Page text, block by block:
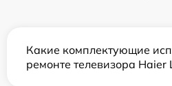
Какие комплектующие
ремонте телевизора Haier